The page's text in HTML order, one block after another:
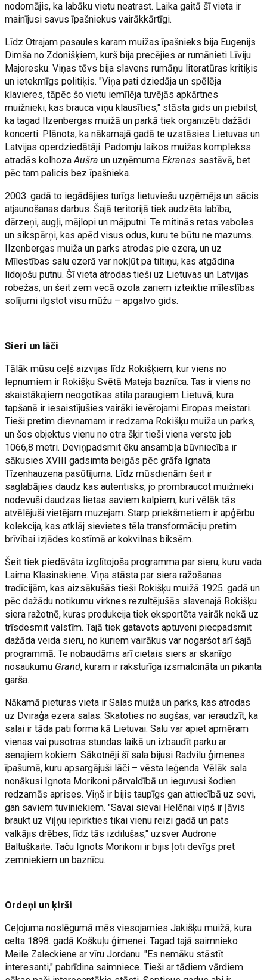
nodomājis, ka labāku vietu neatrast. Laika gaitā šī vieta ir
mainījusi savus īpašniekus vairākkārtīgi.
Līdz Otrajam pasaules karam muižas īpašnieks bija Eugenijs
Dimša no Zdonišķiem, kurš bija precējies ar rumānieti Līviju
Majoresku. Viņas tēvs bija slavens rumāņu literatūras kritiķis
un ietekmīgs politiķis. "Viņa pati dziedāja un spēlēja
klavieres, tāpēc šo vietu iemīlēja tuvējās apkārtnes
muižnieki, kas brauca viņu klausīties," stāsta gids un piebilst,
ka tagad Ilzenbergas muižā un parkā tiek organizēti dažādi
koncerti. Plānots, ka nākamajā gadā te uzstāsies Lietuvas un
Latvijas operdziedātāji. Padomju laikos muižas komplekss
atradās kolhozaAušraun uzņēmuma Ekranas sastāvā, bet
pēc tam palicis bez īpašnieka.
2003. gadā to iegādājies turīgs lietuviešu uzņēmējs un sācis
atjaunošanas darbus. Šajā teritorijā tiek audzēta labība,
dārzeņi, augļi, mājlopi un mājputni. Te mitinās retas vaboles
un sikspārņi, kas apēd visus odus, kuru te būtu ne mazums.
Ilzenbergas muiža un parks atrodas pie ezera, un uz
Mīlestības salu ezerā var nokļūt pa tiltiņu, kas atgādina
lidojošu putnu. Šī vieta atrodas tieši uz Lietuvas un Latvijas
robežas, un šeit zem vecā ozola zariem izteiktie mīlestības
solījumi ilgstot visu mūžu – apgalvo gids.
Sieri un lāči
Tālāk mūsu ceļš aizvijas līdz Rokišķiem, kur viens no
lepnumiem ir Rokišķu Svētā Mateja baznīca. Tas ir viens no
skaistākajiem neogotikas stila paraugiem Lietuvā, kura
tapšanā ir iesaistījušies vairāki ievērojami Eiropas meistari.
Tieši pretim dievnamam ir redzama Rokišķu muiža un parks,
un šos objektus vienu no otra šķir tieši viena verste jeb
1066,8 metri. Deviņpadsmit ēku ansambļa būvniecība ir
sākusies XVIII gadsimta beigās pēc grāfa Ignata
Tīzenhauzena pasūtījuma. Līdz mūsdienām šeit ir
saglabājies daudz kas autentisks, jo prombraucot muižnieki
nodevuši daudzas lietas saviem kalpiem, kuri vēlāk tās
atvēlējuši vietējam muzejam. Starp priekšmetiem ir apģērbu
kolekcija, kas atklāj sievietes tēla transformāciju pretim
brīvībai izjādes kostīmā ar kokvilnas biksēm.
Šeit tiek piedāvāta izglītojoša programma par sieru, kuru vada
Laima Klasinskiene. Viņa stāsta par siera ražošanas
tradīcijām, kas aizsākušās tieši Rokišķu muižā 1925. gadā un
pēc dažādu notikumu virknes rezultējušās slavenajā Rokišķu
siera ražotnē, kuras produkcija tiek eksportēta vairāk nekā uz
trīsdesmit valstīm. Tajā tiek gatavots aptuveni piecpadsmit
dažāda veida sieru, no kuriem vairākus var nogaršot arī šajā
programmā. Te nobaudāms arī cietais siers ar skanīgo
nosaukumu Grand, kuram ir raksturīga izsmalcināta un pikanta
garša.
Nākamā pieturas vieta ir Salas muiža un parks, kas atrodas
uz Dviraģa ezera salas. Skatoties no augšas, var ieraudzīt, ka
salai ir tāda pati forma kā Lietuvai. Salu var apiet apmēram
vienas vai pusotras stundas laikā un izbaudīt parku ar
senajiem kokiem. Sākotnēji šī sala bijusi Radvilu ģimenes
īpašumā, kuru apsargājuši lāči – vēsta leģenda. Vēlāk sala
nonākusi Ignota Morikoni pārvaldībā un ieguvusi šodien
redzamās aprises. Viņš ir bijis taupīgs gan attiecībā uz sevi,
gan saviem tuviniekiem. "Savai sievai Helēnai viņš ir ļāvis
braukt uz Viļņu iepirkties tikai vienu reizi gadā un pats
valkājis drēbes, līdz tās izdilušas," uzsver Audrone
Baltuškaite. Taču Ignots Morikoni ir bijis ļoti devīgs pret
zemniekiem un baznīcu.
Ordeņi un ķirši
Ceļojuma noslēgumā mēs viesojamies Jakišķu muižā, kura
celta 1898. gadā Koškuļu ģimenei. Tagad tajā saimnieko
Meile Zaleckiene ar vīru Jordanu. "Es nemāku stāstīt
interesanti," pabrīdina saimniece. Tieši ar tādiem vārdiem